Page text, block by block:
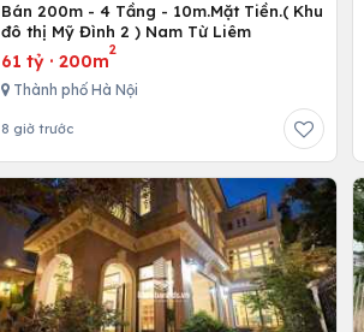
Bán 200m - 4 Tầng - 10m.Mặt Tiền.( Khu
đô thị Mỹ Đình 2 ) Nam Từ Liêm
61 tỷ ·200m
2
Thành phố Hà Nội
8 giờ trước